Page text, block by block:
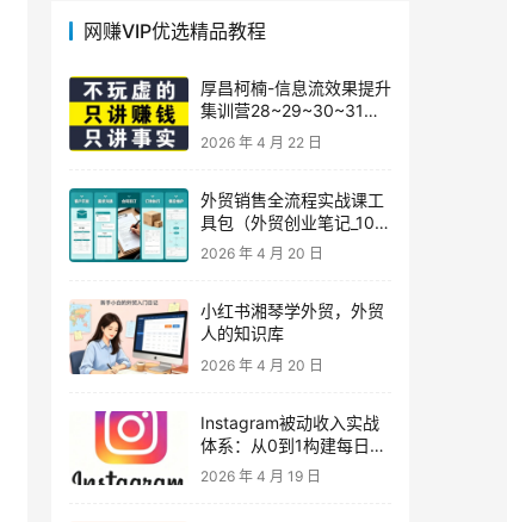
网赚VIP优选精品教程
厚昌柯楠-信息流效果提升
集训营28~29~30~31
期，智能投放·巨量AD/百
度优化·AI提效指南
2026 年 4 月 22 日
外贸销售全流程实战课工
具包（外贸创业笔记_10年
外贸经验）
2026 年 4 月 20 日
小红书湘琴学外贸，外贸
人的知识库
2026 年 4 月 20 日
Instagram被动收入实战
体系：从0到1构建每日盈
利的自动销售漏斗
2026 年 4 月 19 日